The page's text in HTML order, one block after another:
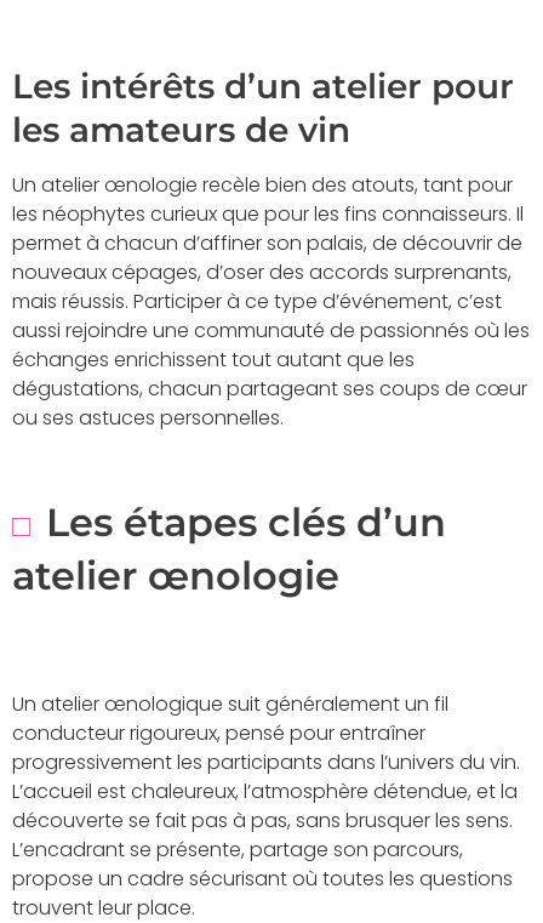
Les intérêts d’un atelier pour
les amateurs de vin
Un atelier œnologie recèle bien des atouts, tant pour
les néophytes curieux que pour les fins connaisseurs. Il
permet à chacun d’affiner son palais, de découvrir de
nouveaux cépages, d’oser des accords surprenants,
mais réussis. Participer à ce type d’événement, c’est
aussi rejoindre une communauté de passionnés où les
échanges enrichissent tout autant que les
dégustations, chacun partageant ses coups de cœur
ou ses astuces personnelles.
Les étapes clés d’un
atelier œnologie
Un atelier œnologique suit généralement un fil
conducteur rigoureux, pensé pour entraîner
progressivement les participants dans l’univers du vin.
L’accueil est chaleureux, l’atmosphère détendue, et la
découverte se fait pas à pas, sans brusquer les sens.
L’encadrant se présente, partage son parcours,
propose un cadre sécurisant où toutes les questions
trouvent leur place.